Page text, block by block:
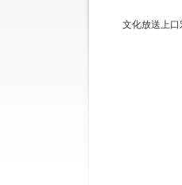
文化放送上口